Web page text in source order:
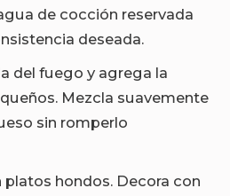
de cocción reservada
deseada.
del fuego y agrega la
Mezcla suavemente
sin romperlo
platos hondos. Decora con